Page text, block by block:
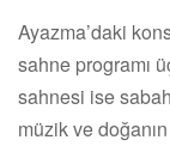
Ayazma’daki
sahne programı
sahnesi ise
müzik ve